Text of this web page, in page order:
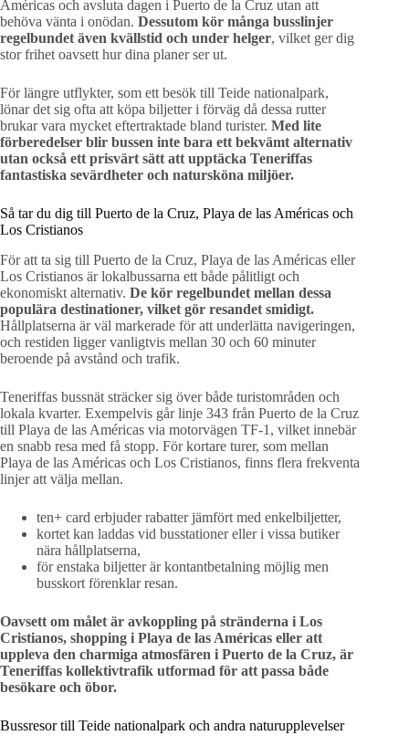
Américas och avsluta dagen i Puerto de la Cruz utan att
behöva vänta i onödan. Dessutom kör många busslinjer
regelbundet även kvällstid och under helger, vilket ger dig
stor frihet oavsett hur dina planer ser ut.
För längre utflykter, som ett besök till Teide nationalpark,
lönar det sig ofta att köpa biljetter i förväg då dessa rutter
brukar vara mycket eftertraktade bland turister. Med lite
förberedelser blir bussen inte bara ett bekvämt alternativ
utan också ett prisvärt sätt att upptäcka Teneriffas
fantastiska sevärdheter och natursköna miljöer.
Så tar du dig till Puerto de la Cruz, Playa de las Américas och
Los Cristianos
För att ta sig till Puerto de la Cruz, Playa de las Américas eller
Los Cristianos är lokalbussarna ett både pålitligt och
ekonomiskt alternativ. De kör regelbundet mellan dessa
populära destinationer, vilket gör resandet smidigt.
Hållplatserna är väl markerade för att underlätta navigeringen,
och restiden ligger vanligtvis mellan 30 och 60 minuter
beroende på avstånd och trafik.
Teneriffas bussnät sträcker sig över både turistområden och
lokala kvarter. Exempelvis går linje 343 från Puerto de la Cruz
till Playa de las Américas via motorvägen TF-1, vilket innebär
en snabb resa med få stopp. För kortare turer, som mellan
Playa de las Américas och Los Cristianos, finns flera frekventa
linjer att välja mellan.
ten+ card erbjuder rabatter jämfört med enkelbiljetter,
kortet kan laddas vid busstationer eller i vissa butiker
nära hållplatserna,
för enstaka biljetter är kontantbetalning möjlig men
busskort förenklar resan.
Oavsett om målet är avkoppling på stränderna i Los
Cristianos, shopping i Playa de las Américas eller att
uppleva den charmiga atmosfären i Puerto de la Cruz, är
Teneriffas kollektivtrafik utformad för att passa både
besökare och öbor.
Bussresor till Teide nationalpark och andra naturupplevelser